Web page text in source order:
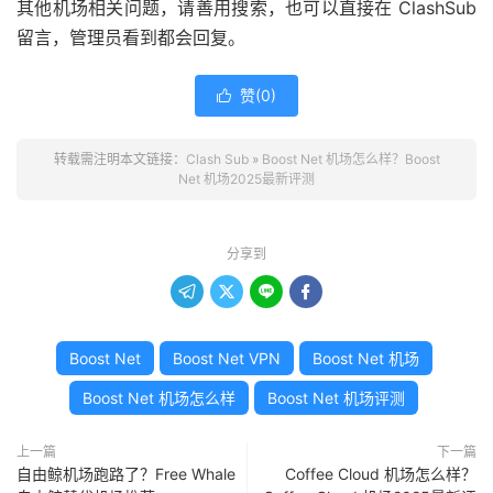
其他机场相关问题，请善用搜索，也可以直接在 ClashSub
留言，管理员看到都会回复。
 赞(0)
转载需注明本文链接： Clash Sub» Boost Net 机场怎么样？Boost
Net 机场2025最新评测
分享到
   
Boost Net Boost Net VPN Boost Net 机场
Boost Net 机场怎么样 Boost Net 机场评测
上一篇
自由鲸机场跑路了？Free Whale
下一篇
Coffee Cloud 机场怎么样？